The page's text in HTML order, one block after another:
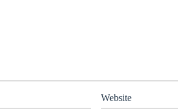
Website